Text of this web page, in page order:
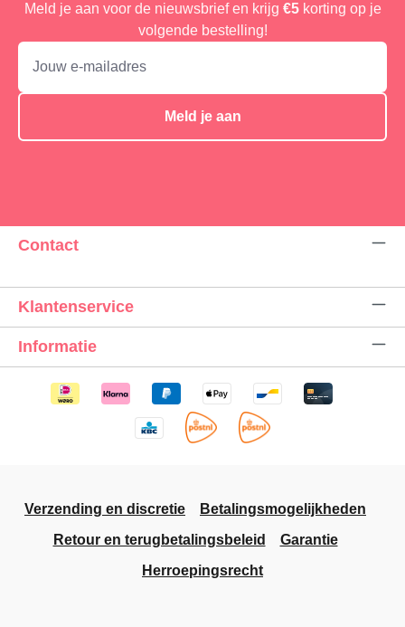
Meld je aan voor de nieuwsbrief en krijg €5korting op je
volgende bestelling!
Meld je aan
Contact
Klantenservice
Informatie
Verzending en discretie
Betalingsmogelijkheden
Retour en terugbetalingsbeleid
Garantie
Herroepingsrecht